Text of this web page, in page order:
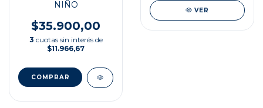
NIÑO
$35.900,00
3 cuotas sin interés de
$11.966,67
VER